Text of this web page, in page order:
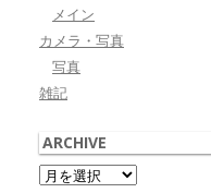
メイン
カメラ・写真
写真
雑記
ARCHIVE
Archive